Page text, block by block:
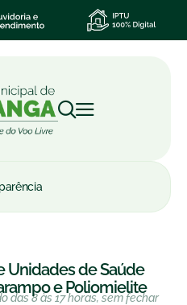
Unidades de Saúde
e Poliomielite
das 8 às 17 horas, sem fechar